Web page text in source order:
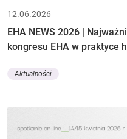
12.06.2026
EHA NEWS 2026 |
kongresu EHA w praktyce
Aktualności